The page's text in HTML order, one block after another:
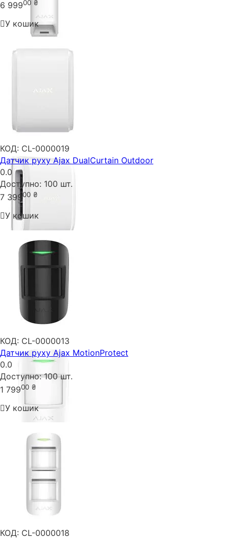
6 99900 ₴
У кошик
КОД: CL-0000019
Датчик руху Ajax DualCurtain Outdoor
0.0
Доступно: 100 шт.
7 39900 ₴
У кошик
КОД: CL-0000013
Датчик руху Ajax MotionProtect
0.0
Доступно: 100 шт.
1 79900 ₴
У кошик
КОД: CL-0000018